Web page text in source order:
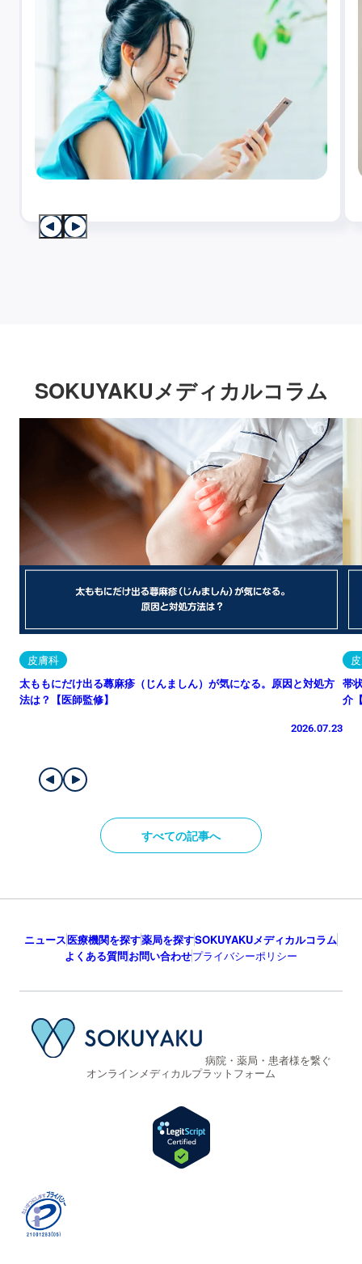
SOKUYAKUメディカルコラム
皮膚科
太ももにだけ出る蕁麻疹（じんましん）が気になる。原因と対処方
法は？【医師監修】
2026.07.23
帯
介
すべての記事へ
ニュース医療機関を探す薬局を探すSOKUYAKUメディカルコラム
よくある質問お問い合わせプライバシーポリシー
病院・薬局・患者様を繋ぐ
オンラインメディカルプラットフォーム